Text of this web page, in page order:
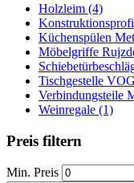
Holzleim (4)
Küchenspülen
Möbelgriffe
Tischgestelle
Verbindungsteile
Weinregale (1)
Preis filtern
Min. Preis